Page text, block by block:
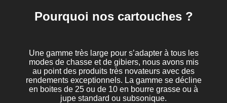
Pourquoi nos cartouches ?
Une gamme très large pour s’adapter à tous les
modes de chasse et de gibiers, nous avons mis
au point des produits très novateurs avec des
rendements exceptionnels. La gamme se décline
en boites de 25 ou de 10 en bourre grasse ou à
jupe standard ou subsonique.